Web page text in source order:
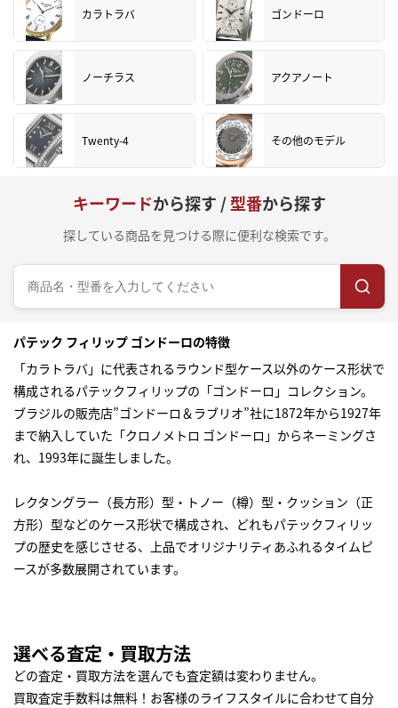
カラトラバ ゴンドーロ
ノーチラス アクアノート
Twenty-4 その他のモデル
キーワードから探す /型番から探す
探している商品を見つける際に便利な検索です。
パテック フィリップ ゴンドーロの特徴
「カラトラバ」に代表されるラウンド型ケース以外のケース形状で
構成されるパテックフィリップの「ゴンドーロ」コレクション。
ブラジルの販売店”ゴンドーロ＆ラブリオ”社に1872年から1927年
まで納入していた「クロノメトロ ゴンドーロ」からネーミングさ
れ、1993年に誕生しました。
レクタングラー（長方形）型・トノー（樽）型・クッション（正
方形）型などのケース形状で構成され、どれもパテックフィリッ
プの歴史を感じさせる、上品でオリジナリティあふれるタイムピ
ースが多数展開されています。
選べる査定・買取方法
どの査定・買取方法を選んでも査定額は変わりません。
買取査定手数料は無料！お客様のライフスタイルに合わせて自分